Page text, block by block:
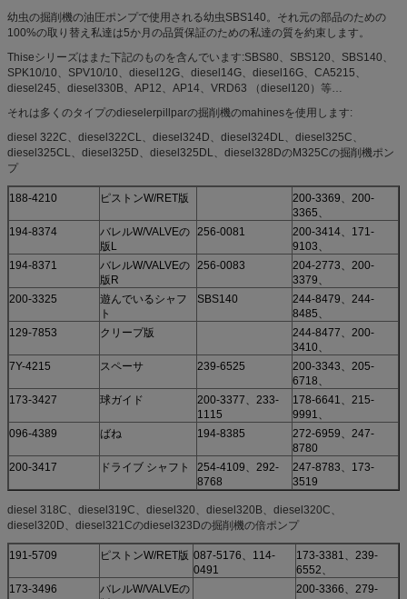
幼虫の掘削機の油圧ポンプで使用される幼虫SBS140。それ元の部品のための
100%の取り替え私達は5か月の品質保証のための私達の質を約束します。
Thiseシリーズはまた下記のものを含んでいます:SBS80、SBS120、SBS140、
SPK10/10、SPV10/10、diesel12G、diesel14G、diesel16G、CA5215、
diesel245、diesel330B、AP12、AP14、VRD63 （diesel120）等…
それは多くのタイプのdieselerpillparの掘削機のmahinesを使用します:
diesel 322C、diesel322CL、diesel324D、diesel324DL、diesel325C、
diesel325CL、diesel325D、diesel325DL、diesel328DのM325Cの掘削機ポン
プ
188-4210 ピストンW/RET版
200-3369、200-
3365、
194-8374
バレルW/VALVEの
版L
256-0081
200-3414、171-
9103、
194-8371
バレルW/VALVEの
版R
256-0083
204-2773、200-
3379、
200-3325
遊んでいるシャフ
ト
SBS140
244-8479、244-
8485、
129-7853
クリープ版
244-8477、200-
3410、
7Y-4215
スペーサ 239-6525
200-3343、205-
6718、
173-3427
球ガイド
200-3377、233-
1115
178-6641、215-
9991、
096-4389
ばね 194-8385
272-6959、247-
8780
200-3417
ドライブ シャフト
254-4109、292-
8768
247-8783、173-
3519
diesel 318C、diesel319C、diesel320、diesel320B、diesel320C、
diesel320D、diesel321Cのdiesel323Dの掘削機の倍ポンプ
191-5709 ピストンW/RET版 087-5176、114-
0491
173-3381、239-
6552、
173-3496
バレルW/VALVEの
200-3366、279-